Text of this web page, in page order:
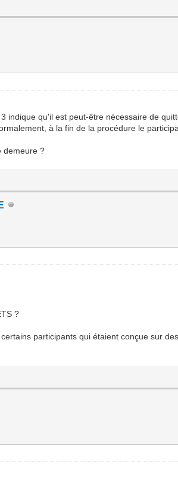
indique qu'il est peut-être nécessaire de
à la fin de la procédure le
demeure ?
?
participants qui étaient conçue sur